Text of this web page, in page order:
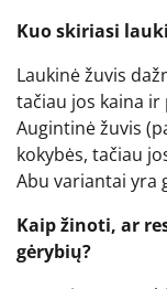
Kuo skiriasi
Laukinė žuvis
tačiau jos kaina
Augintinė žuvis
kokybės, tačiau
Abu variantai yra
Kaip žinoti, ar
gėrybių?